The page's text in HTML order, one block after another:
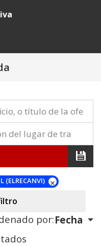
(ELRECANVI)
por:Fecha